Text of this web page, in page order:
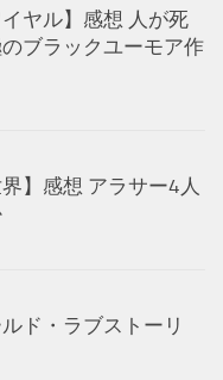
ヤル】感想 人が死
ブラックユーモア作
】感想 アラサー4人
ド・ラブストーリ